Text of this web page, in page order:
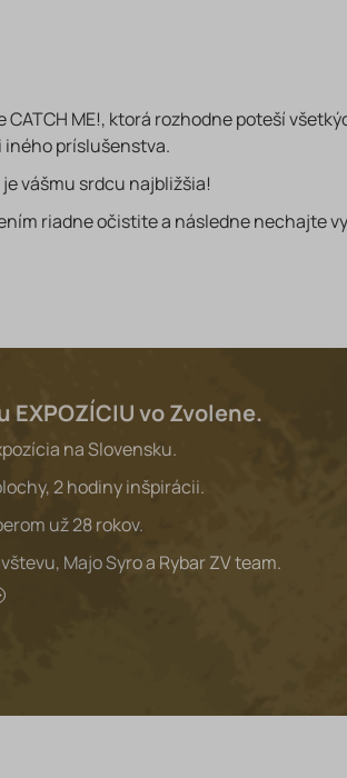
CATCH ME!, ktorá rozhodne poteší
iného príslušenstva.
vášmu srdcu najbližšia!
riadne očistite a následne nechajte
vo Zvolene.
na Slovensku.
2 hodiny inšpirácii.
už 28 rokov.
Majo Syro a Rybar ZV team.